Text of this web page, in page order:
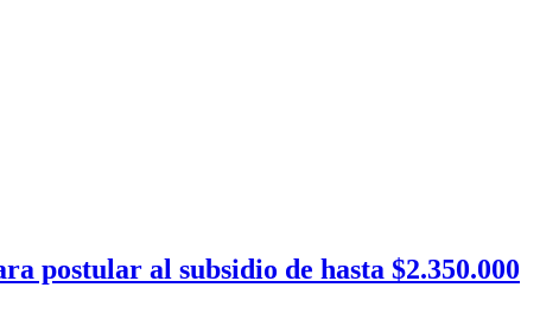
postular al subsidio de hasta $2.350.000